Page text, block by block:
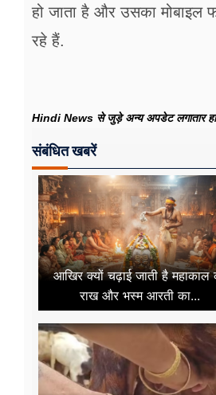
हो जाता है और उसका
रहे हैं.
Hindi News से जुड़े अन्य अपडेट लगातार
संबंधित खबरें
आखिर क्यों चढ़ाई जाती है महाकाल
राख और भस्म आरती का...